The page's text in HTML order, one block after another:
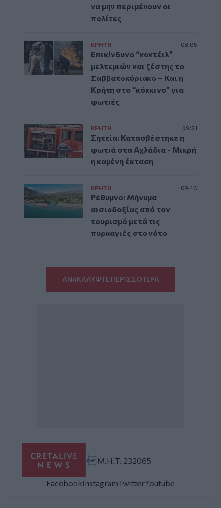
να μην περιμένουν οι
πολίτες
ΚΡΗΤΗ 08:05
Επικίνδυνο “κοκτέιλ”
μελτεμιών και ζέστης το
Σαββατοκύριακο – Και η
Κρήτη στο “κόκκινο” για
φωτιές
ΚΡΗΤΗ 09:21
Σητεία: Κατασβέστηκε η
φωτιά στα Αχλάδια - Μικρή
η καμένη έκταση
ΚΡΗΤΗ 09:46
Ρέθυμνο: Μήνυμα
αισιοδοξίας από τον
τουρισμό μετά τις
πυρκαγιές στο νότο
ΑΝΑΚΑΛΥΨΤΕ ΠΕΡΙΣΣΟΤΕΡΑ
Μ.Η.Τ. 232065
FacebookInstagramTwitterYoutube